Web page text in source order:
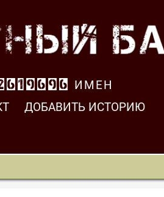
ИМЕН
ДОБАВИТЬ ИСТОРИЮ